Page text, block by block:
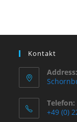
Kontakt
Address:
Telefon:
+49 (0)